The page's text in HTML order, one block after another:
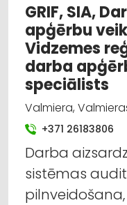
GRIF, SIA,
apģērbu
Vidzemes
darba
speciālists
Valmiera,
+371 26183806
Darba
sistēmas